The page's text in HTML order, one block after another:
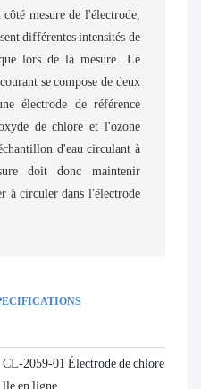
mesure de l'électrode,
différentes intensités de
lors de la mesure. Le
se compose de deux
électrode de référence
de chlore et l'ozone
d'eau circulant à
doit donc maintenir
à circuler dans l'électrode
CL-2059-01 Électrode de chlore
lle en ligne